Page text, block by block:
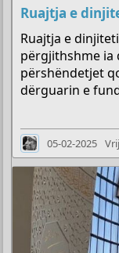
Ruajtja e
Ruajtja e
përgjithshme ia
përshëndetjet
dërguarin e
05-02-2025